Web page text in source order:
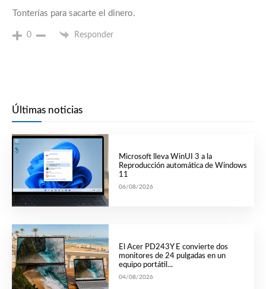
Tonterías para sacarte el dinero.
0 Responder
Últimas noticias
Microsoft lleva WinUI 3 a la
Reproducción automática de Windows
11
06/08/2026
El Acer PD243Y E convierte dos
monitores de 24 pulgadas en un
equipo portátil...
04/08/2026